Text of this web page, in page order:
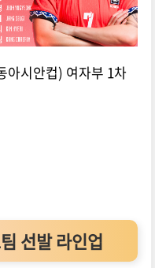
아시안컵) 여자부 1차
선발 라인업